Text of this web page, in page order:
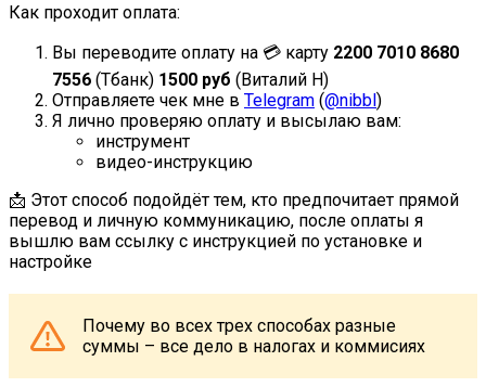
Как проходит оплата:
Вы переводите оплату на 💳 карту 2200 7010 8680
7556 (Тбанк) 1500 руб (Виталий Н)
Отправляете чек мне в Telegram (@nibbl)
Я лично проверяю оплату и высылаю вам:
инструмент
видео-инструкцию
📩 Этот способ подойдёт тем, кто предпочитает прямой
перевод и личную коммуникацию, после оплаты я
вышлю вам ссылку с инструкцией по установке и
настройке
Почему во всех трех способах разные
суммы – все дело в налогах и коммисиях